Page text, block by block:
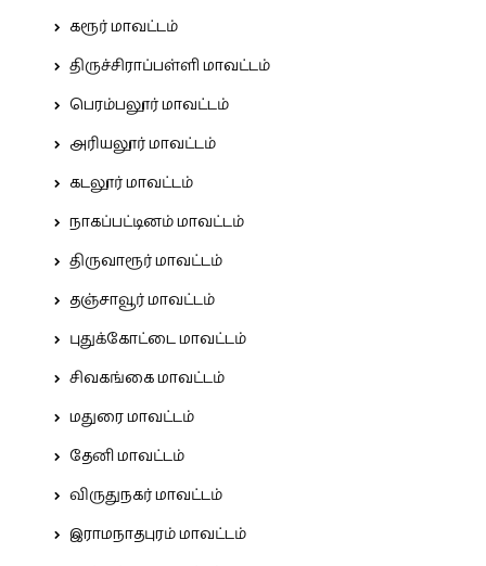
கரூர் மாவட்டம்
திருச்சிராப்பள்ளி மாவட்டம்
பெரம்பலூர் மாவட்டம்
அரியலூர் மாவட்டம்
கடலூர் மாவட்டம்
நாகப்பட்டினம் மாவட்டம்
திருவாரூர் மாவட்டம்
தஞ்சாவூர் மாவட்டம்
புதுக்கோட்டை மாவட்டம்
சிவகங்கை மாவட்டம்
மதுரை மாவட்டம்
தேனி மாவட்டம்
விருதுநகர் மாவட்டம்
இராமநாதபுரம் மாவட்டம்